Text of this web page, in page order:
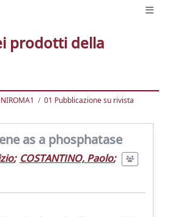
prodotti della
01 Pubblicazione su rivista
as a phosphatase
; COSTANTINO, Paolo;